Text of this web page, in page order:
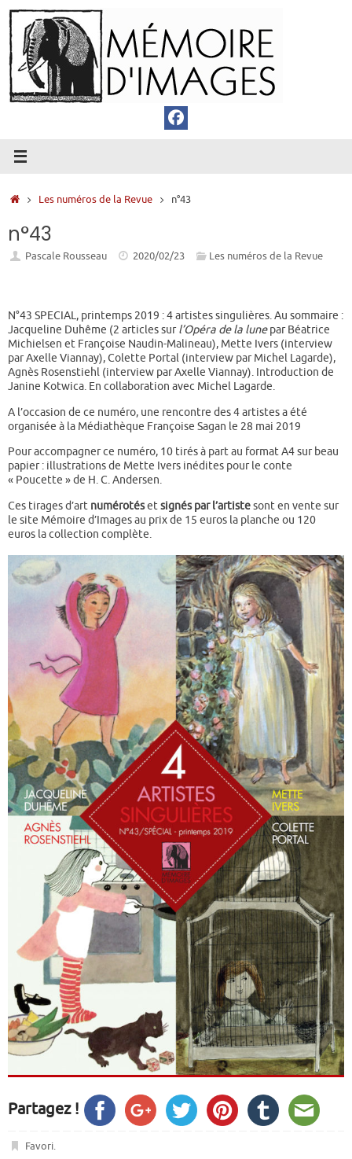
Passer
au
contenu
AccueilLes numéros de la Revue n°43
n°43
Pascale Rousseau 2020/02/23 Les numéros de la Revue
N°43 SPECIAL, printemps 2019 : 4 artistes singulières. Au sommaire :
Jacqueline Duhême (2 articles surl’Opéra de la lunepar Béatrice
Michielsen et Françoise Naudin-Malineau), Mette Ivers (interview
par Axelle Viannay), Colette Portal (interview par Michel Lagarde),
Agnès Rosenstiehl (interview par Axelle Viannay). Introduction de
Janine Kotwica. En collaboration avec Michel Lagarde.
A l’occasion de ce numéro, une rencontre des 4 artistes a été
organisée à la Médiathèque Françoise Sagan le 28 mai 2019
Pour accompagner ce numéro, 10 tirés à part au format A4 sur beau
papier : illustrations de Mette Ivers inédites pour le conte
« Poucette » de H. C. Andersen.
Ces tirages d’art numérotéset signés par l’artistesont en vente sur
le site Mémoire d’Images au prix de 15 euros la planche ou 120
euros la collection complète.
Partagez !
Favori.